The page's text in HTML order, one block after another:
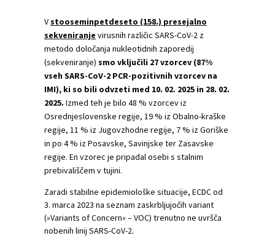
Vstooseminpetdeseto (158.) presejalno
sekveniranje virusnih različic SARS-CoV-2 z
metodo določanja nukleotidnih zaporedij
(sekveniranje) smo vključili 27 vzorcev (87%
vseh SARS-CoV-2 PCR-pozitivnih vzorcev na
IMI), ki so bili odvzeti med 10. 02. 2025 in 28. 02.
2025. Izmed teh je bilo 48 % vzorcev iz
Osrednjeslovenske regije, 19 % iz Obalno-kraške
regije, 11 % iz Jugovzhodne regije, 7 % iz Goriške
in po 4 % iz Posavske, Savinjske ter Zasavske
regije. En vzorec je pripadal osebi s stalnim
prebivališčem v tujini.
Zaradi stabilne epidemiološke situacije, ECDC od
3. marca 2023 na seznam zaskrbljujočih variant
(»Variants of Concern« – VOC) trenutno ne uvršča
nobenih linij SARS-CoV-2.